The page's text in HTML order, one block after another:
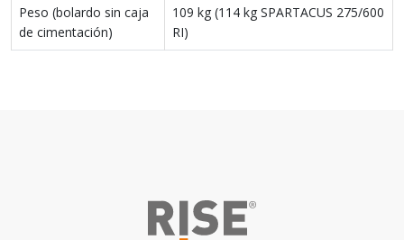
Peso (bolardo sin caja
de cimentación)
109 kg (114 kg SPARTACUS 275/600
RI)